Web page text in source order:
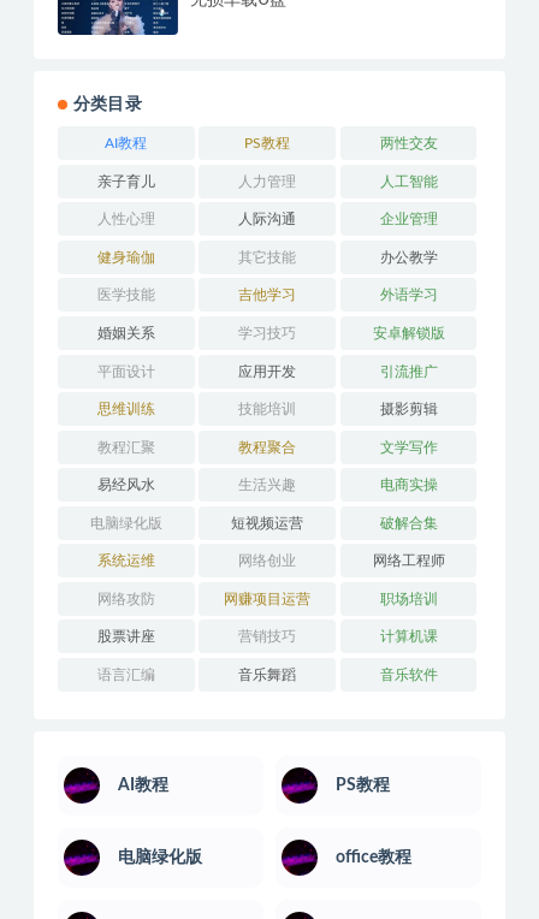
分类目录
AI教程 PS教程 两性交友
亲子育儿 人力管理 人工智能
人性心理 人际沟通 企业管理
健身瑜伽 其它技能 办公教学
医学技能 吉他学习 外语学习
婚姻关系 学习技巧 安卓解锁版
平面设计 应用开发 引流推广
思维训练 技能培训 摄影剪辑
教程汇聚 教程聚合 文学写作
易经风水 生活兴趣 电商实操
电脑绿化版 短视频运营 破解合集
系统运维 网络创业 网络工程师
网络攻防 网赚项目运营 职场培训
股票讲座 营销技巧 计算机课
语言汇编 音乐舞蹈 音乐软件
AI教程 PS教程
电脑绿化版 office教程